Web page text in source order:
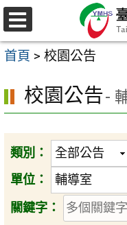
跳
至
主
內
容
區
選
單
首頁 > 校園公告
校園公告-
類別：
單位：
關鍵字：